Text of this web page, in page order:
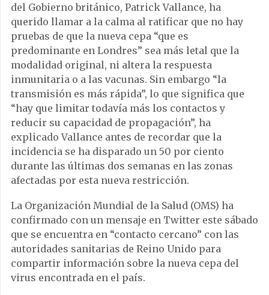
del Gobierno británico, Patrick Vallance, ha
querido llamar a la calma al ratificar que no hay
pruebas de que la nueva cepa “que es
predominante en Londres” sea más letal que la
modalidad original, ni altera la respuesta
inmunitaria o a las vacunas. Sin embargo “la
transmisión es más rápida”, lo que significa que
“hay que limitar todavía más los contactos y
reducir su capacidad de propagación”, ha
explicado Vallance antes de recordar que la
incidencia se ha disparado un 50 por ciento
durante las últimas dos semanas en las zonas
afectadas por esta nueva restricción.
La Organización Mundial de la Salud (OMS) ha
confirmado con un mensaje en Twitter este sábado
que se encuentra en “contacto cercano” con las
autoridades sanitarias de Reino Unido para
compartir información sobre la nueva cepa del
virus encontrada en el país.